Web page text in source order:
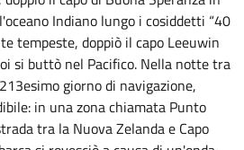
Indiano lungo i cosiddetti “40
tempeste, doppiò il capo Leeuwin
si buttò nel Pacifico. Nella notte tra
giorno di navigazione,
in una zona chiamata Punto
tra la Nuova Zelanda e Capo